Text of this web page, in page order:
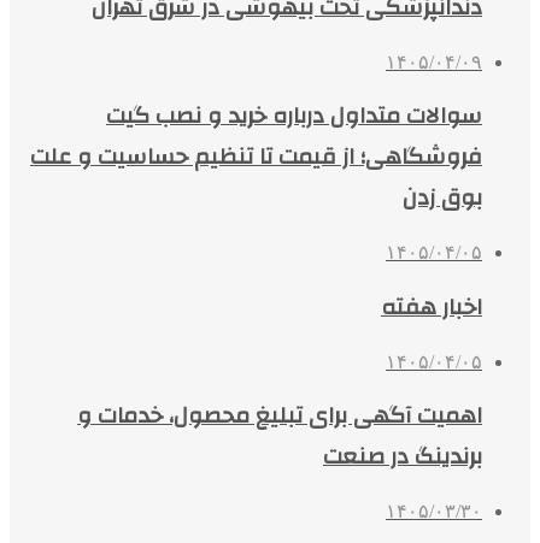
۱۴۰۵/۰۴/۰۹
سوالات متداول درباره خرید و نصب گیت
فروشگاهی؛ از قیمت تا تنظیم حساسیت و علت
بوق زدن
۱۴۰۵/۰۴/۰۵
اخبار هفته
۱۴۰۵/۰۴/۰۵
اهمیت آگهی برای تبلیغ محصول، خدمات و
برندینگ در صنعت
۱۴۰۵/۰۳/۳۰